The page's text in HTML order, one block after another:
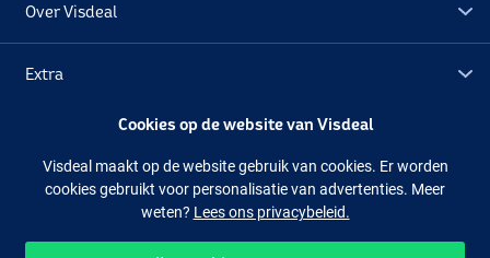
Over Visdeal
Extra
Facebook Instagram
Cookies op de website van Visdeal
Visdeal maakt op de website gebruik van cookies. Er worden
cookies gebruikt voor personalisatie van advertenties. Meer
weten? Lees ons privacybeleid.